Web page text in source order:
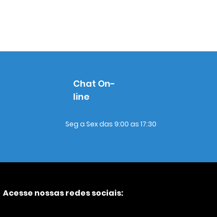
Chat On-
line
Seg a Sex das 9:00 as 17:30
Acesse nossas redes sociais: